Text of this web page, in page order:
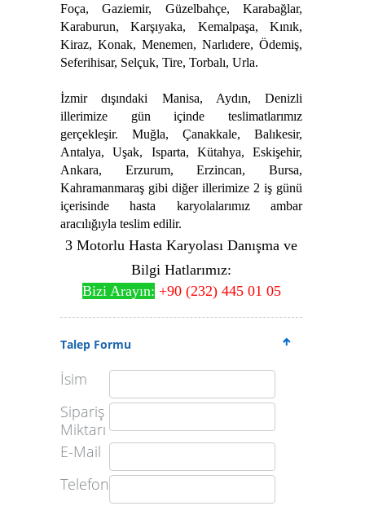
Foça, Gaziemir, Güzelbahçe, Karabağlar,
Karaburun, Karşıyaka, Kemalpaşa, Kınık,
Kiraz, Konak, Menemen, Narlıdere, Ödemiş,
Seferihisar, Selçuk, Tire, Torbalı, Urla.
İzmir dışındaki Manisa, Aydın, Denizli
illerimize gün içinde teslimatlarımız
gerçekleşir. Muğla, Çanakkale, Balıkesir,
Antalya, Uşak, Isparta, Kütahya, Eskişehir,
Ankara, Erzurum, Erzincan, Bursa,
Kahramanmaraş gibi diğer illerimize 2 iş günü
içerisinde hasta karyolalarımız ambar
aracılığıyla teslim edilir.
3 Motorlu Hasta Karyolası Danışma ve
Bilgi Hatlarımız:
Bizi Arayın: +90 (232) 445 01 05
Talep Formu
İsim
Sipariş
Miktarı
E-Mail
Telefon